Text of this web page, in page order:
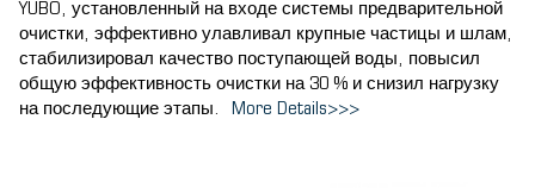
YUBO, установленный на входе системы предварительной
очистки, эффективно улавливал крупные частицы и шлам,
стабилизировал качество поступающей воды, повысил
общую эффективность очистки на 30 % и снизил нагрузку
на последующие этапы.
More Details>>>